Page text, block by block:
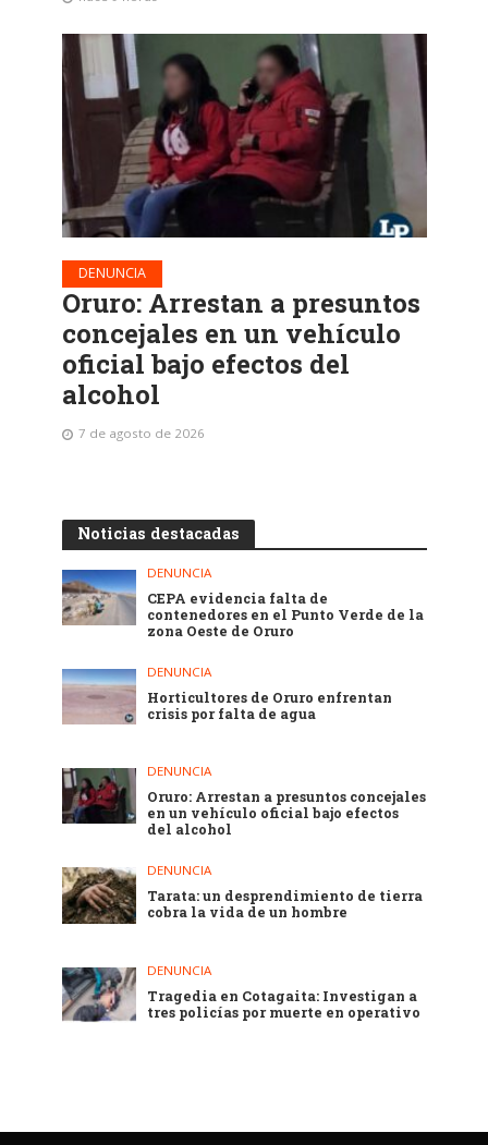
DENUNCIA
Oruro: Arrestan a presuntos
concejales en un vehículo
oficial bajo efectos del
alcohol
7 de agosto de 2026
Noticias destacadas
DENUNCIA
CEPA evidencia falta de
contenedores en el Punto Verde de la
zona Oeste de Oruro
DENUNCIA
Horticultores de Oruro enfrentan
crisis por falta de agua
DENUNCIA
Oruro: Arrestan a presuntos concejales
en un vehículo oficial bajo efectos
del alcohol
DENUNCIA
Tarata: un desprendimiento de tierra
cobra la vida de un hombre
DENUNCIA
Tragedia en Cotagaita: Investigan a
tres policías por muerte en operativo